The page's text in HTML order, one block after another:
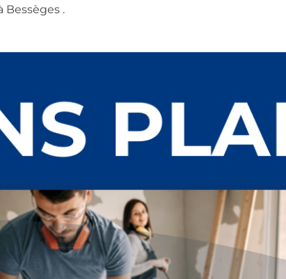
Bessèges .